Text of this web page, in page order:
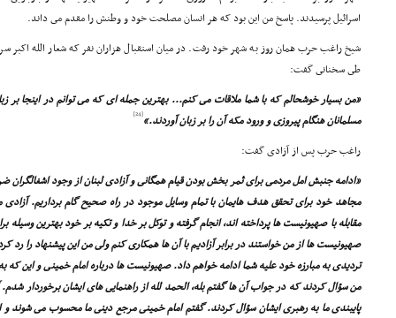
اسرائیل پرسیدند. پاسخ من این بود که هر انسان مصلحت خود و وطنش را مقدم مى داند.
شیخ راغب حرب همان روز به شهر خود رفت. در میان استقبال هزاران نفر که شعار الله
طى سخنانى گفت:
«من بسیار خوشحالم که با شما ملاقات مى کنم... بهترین جمله اى که مى توانم در اینجا بر
مسلمانان هنگام پیروزى و ورود مکه آن را بر زبان آوردند.»[24]
راغب حرب پس از آزادى گفت:
«ادامه جنبش امل مردمى براى ثمر بخش بودن قیام همگانى و آزادى لبنان از وجود اشغالگران
مجاهد خود براى تحقق هدف هایمان با تمام وسایل موجود در راه صحیح گام برداریم.
مقابله با صهیونیست ها پرداخته اند، انجام گرفته و توکل بر خدا و تکیه بر خود بهترین
صهیونیست ها از من خواستند در برابر آزادیم با آن ها همکارى کنم ولى من این پیشنهاد را رد
تردیدى به مبارزه خود علیه شما ادامه خواهم داد. صهیونیست ها درباره امام خمینى و این که
من سؤال کردند که در جواب آن ها گفتم بله، الحمد لله از راهنمایى هاى ایشان برخوردار
پایبندى ما به رهبرى ایشان سؤال کردند. گفتم امام خمینى مرجع دینى ما محسوب مى شوند